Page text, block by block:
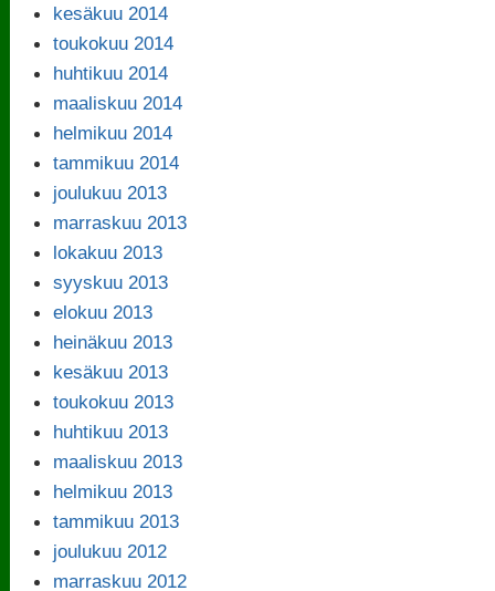
kesäkuu 2014
toukokuu 2014
huhtikuu 2014
maaliskuu 2014
helmikuu 2014
tammikuu 2014
joulukuu 2013
marraskuu 2013
lokakuu 2013
syyskuu 2013
elokuu 2013
heinäkuu 2013
kesäkuu 2013
toukokuu 2013
huhtikuu 2013
maaliskuu 2013
helmikuu 2013
tammikuu 2013
joulukuu 2012
marraskuu 2012